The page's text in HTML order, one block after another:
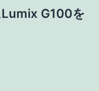
G100を